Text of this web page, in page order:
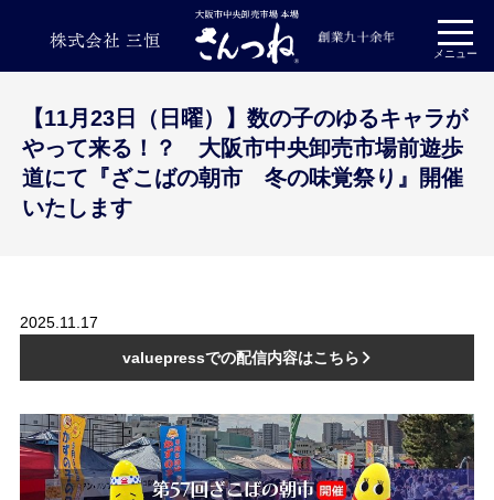
メニュー
プライバシーポリシー
【11月23日（日曜）】数の子のゆるキャラが
やって来る！？ 大阪市中央卸売市場前遊歩
道にて『ざこばの朝市 冬の味覚祭り』開催
いたします
2025.11.17
valuepressでの配信内容はこちら